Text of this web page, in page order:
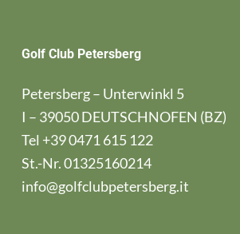
Golf Club Petersberg
Petersberg – Unterwinkl 5
I – 39050 DEUTSCHNOFEN (BZ)
Tel +39 0471 615 122
St.-Nr. 01325160214
info@golfclubpetersberg.it